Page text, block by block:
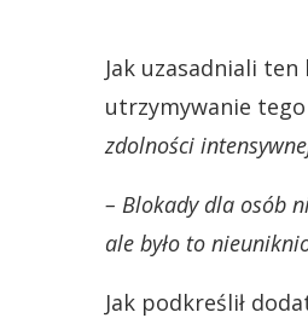
Jak uzasadniali
utrzymywanie
zdolności
– Blokady dla osób
ale było to
Jak podkreślił